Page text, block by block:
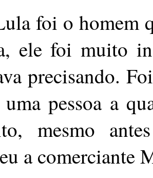
foi o homem
ele foi muito
precisando.
pessoa a
mesmo
a comerciante